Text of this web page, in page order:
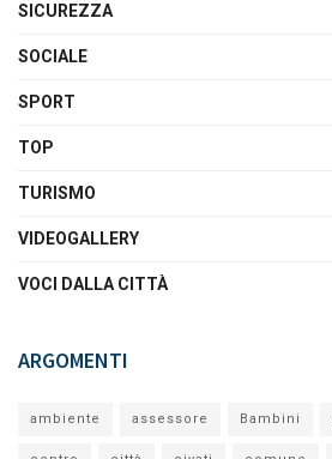
SICUREZZA
SOCIALE
SPORT
TOP
TURISMO
VIDEOGALLERY
VOCI DALLA CITTÀ
ARGOMENTI
ambiente assessore Bambini